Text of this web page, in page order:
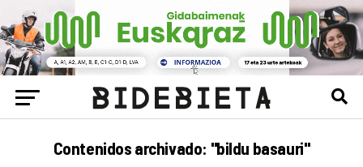
Contenidos archivado: "bildu basauri"